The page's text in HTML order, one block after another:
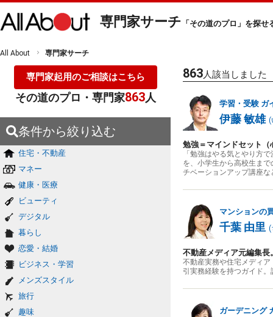
専門家サーチ 「その道のプロ」を探せ
All About 専門家サーチ
専門家起用のご相談はこちら
その道のプロ・専門家863人
条件から絞り込む
住宅・不動産
マネー
健康・医療
ビューティ
デジタル
暮らし
恋愛・結婚
ビジネス・学習
メンズスタイル
旅行
趣味
863人該当しました
学習・受験 ガ
伊藤 敏雄 (
勉強＝マインドセット
「勉強はやる気とやり方
を、小学生から高校生ま
チベーションアップ講座
マンションの
千葉 由里 (
不動産メディア元編集
不動産実務や住宅メディ
引実務経験を持つガイド
ガーデニング